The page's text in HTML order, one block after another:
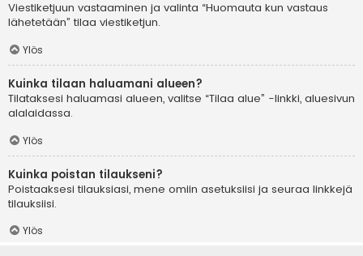
Viestiketjuun vastaaminen ja valinta “Huomauta kun vastaus
lähetetään” tilaa viestiketjun.
Ylös
Kuinka tilaan haluamani alueen?
Tilataksesi haluamasi alueen, valitse “Tilaa alue” -linkki, aluesivun
alalaidassa.
Ylös
Kuinka poistan tilaukseni?
Poistaaksesi tilauksiasi, mene omiin asetuksiisi ja seuraa linkkejä
tilauksiisi.
Ylös